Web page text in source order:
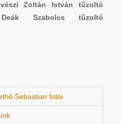
Zoltán István tűzoltó
Szabolcs tűzoltó
Sebastian fotói